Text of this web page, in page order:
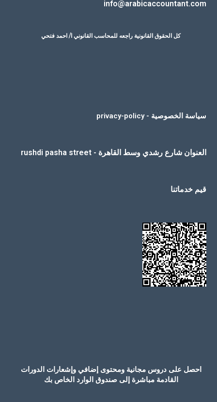
info@arabicaccountant.com
كل الحقوق القانونية راجعه للمحاسب القانوني ا/ احمد فتحي
سياسة الخصوصية - privacy-policy
العنوان شارع رشدي وسط القاهرة - rushdi pasha street
قيم خدماتنا
احصل على دروس مجانية ومحتوى إضافي وإشعارات الدورات
القادمة مباشرة إلى صندوق الوارد الخاص بك